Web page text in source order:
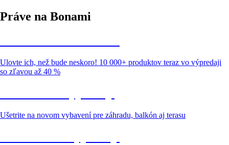
Práve na Bonami
Ulovte ich, než bude neskoro! 10 000+ produktov teraz vo výpredaji
so zľavou až 40 %
Ušetrite na novom vybavení pre záhradu, balkón aj terasu